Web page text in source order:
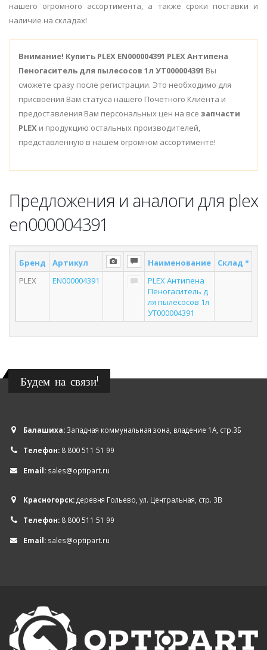
нашего огромного ассортимента, а также сроки поставки и
наличие на складах!
Внимание! Купить PLEX EN000004391 PLEX Антипена
Пеногаситель для пылесосов 1л УТ000004391 Вы
сможете сразу после регистрации. Это необходимо для
присвоения Вам статуса нашего Почетного Клиента и
предоставления Вам персональных цен на все запчасти
PLEX и продукцию остальных производителей,
представленную в нашем огромном ассортименте!
Предложения и аналоги для plex
en000004391
Бренд Артикул Наименование Склад *
PLEX
EN000004391
PLEX Антипена
Пеногаситель д
ля пылесосов 1л
УТ000004391
Будем на связи!
Балашиха:Западная коммунальная зона, владение 1А, стр.3Б
Телефон: 8 800 511 51 99
Email: sales@optipart.ru
Красногорск:деревня Гольево, ул. Центральная, стр. 3В
Телефон: 8 800 511 51 99
Email: sales@optipart.ru